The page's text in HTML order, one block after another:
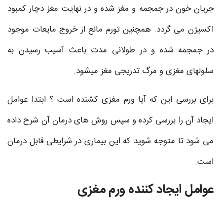
جریان خون در جمجمه و مغز شده و در نهایت مغز دچار کمبود
اکسیژن می گردد. همچنین تورم مانع از خروج مایعات موجود
در جمجمه شده و در طولانی مدت باعث آسیب رسیدن به
سلولهای مغزی و مرگ تدریجی مغز میشود.
برای بررسی این که آیا ورم مغزی کشنده است ؟ ابتدا عوامل
ایجاد آن را بررسی کرده و سپس روش های درمان آن شرح داده
می شود تا متوجه شوید که این بیماری در شرایطی قابل درمان
است.
عوامل ایجاد کننده ورم مغزی